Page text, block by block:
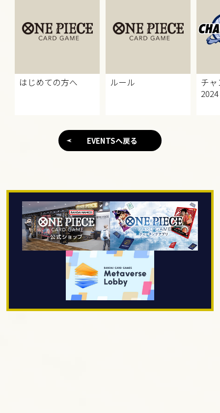
はじめての方へ ルール
チ
2024
EVENTSへ戻る